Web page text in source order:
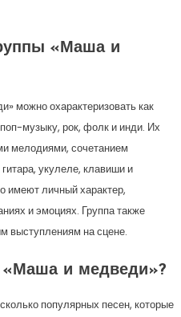
«Маша и
можно охарактеризовать как
музыку, рок, фолк и инди. Их
мелодиями, сочетанием
укулеле, клавиши и
имеют личный характер,
и эмоциях. Группа также
выступлениям на сцене.
«Маша и медведи»?
популярных песен, которые